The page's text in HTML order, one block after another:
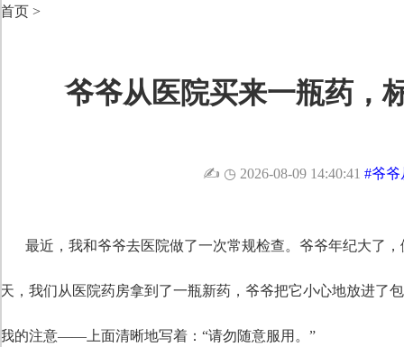
首页 >
爷爷从医院买来一瓶药，
✍ ◷ 2026-08-09 14:40:41 #爷
最近，我和爷爷去医院做了一次常规检查。爷爷年纪大了
天，我们从医院药房拿到了一瓶新药，爷爷把它小心地放进了
我的注意——上面清晰地写着：“请勿随意服用。”